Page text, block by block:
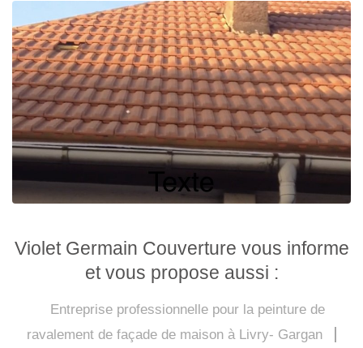
Violet Germain Couverture vous informe
et vous propose aussi :
Entreprise professionnelle pour la peinture de
ravalement de façade de maison à Livry- Gargan